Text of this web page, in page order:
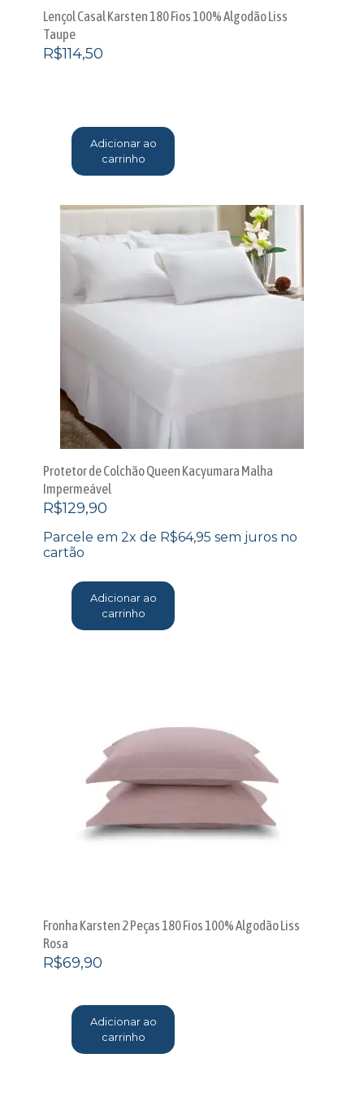
Lençol Casal Karsten 180 Fios 100% Algodão Liss
Taupe
R$114,50
Adicionar ao
carrinho
Protetor de Colchão Queen Kacyumara Malha
Impermeável
R$129,90
Parcele em 2x de R$64,95 sem juros no
cartão
Adicionar ao
carrinho
Fronha Karsten 2 Peças 180 Fios 100% Algodão Liss
Rosa
R$69,90
Adicionar ao
carrinho